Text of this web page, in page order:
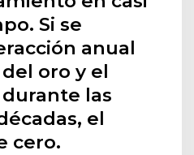
Si se
anual
oro y el
durante las
el
cero.